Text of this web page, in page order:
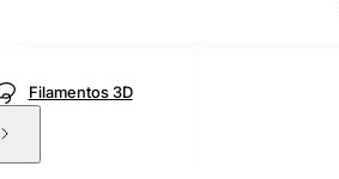
Filamentos 3D